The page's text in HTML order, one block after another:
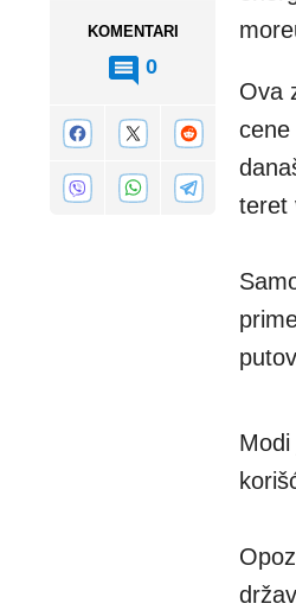
KOMENTARI
0
Ova
cene
teret